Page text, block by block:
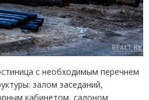
с необходимым перечнем
залом заседаний,
кабинетом, салоном